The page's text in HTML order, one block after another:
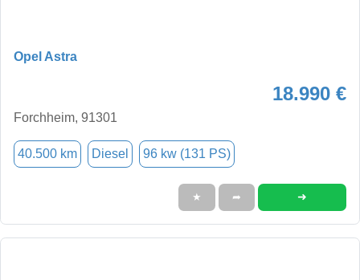
Opel Astra
18.990 €
Forchheim, 91301
40.500 km Diesel 96 kw (131 PS)
★ ➦ ➜